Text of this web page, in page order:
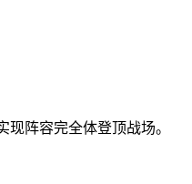
阵容完全体登顶战场。